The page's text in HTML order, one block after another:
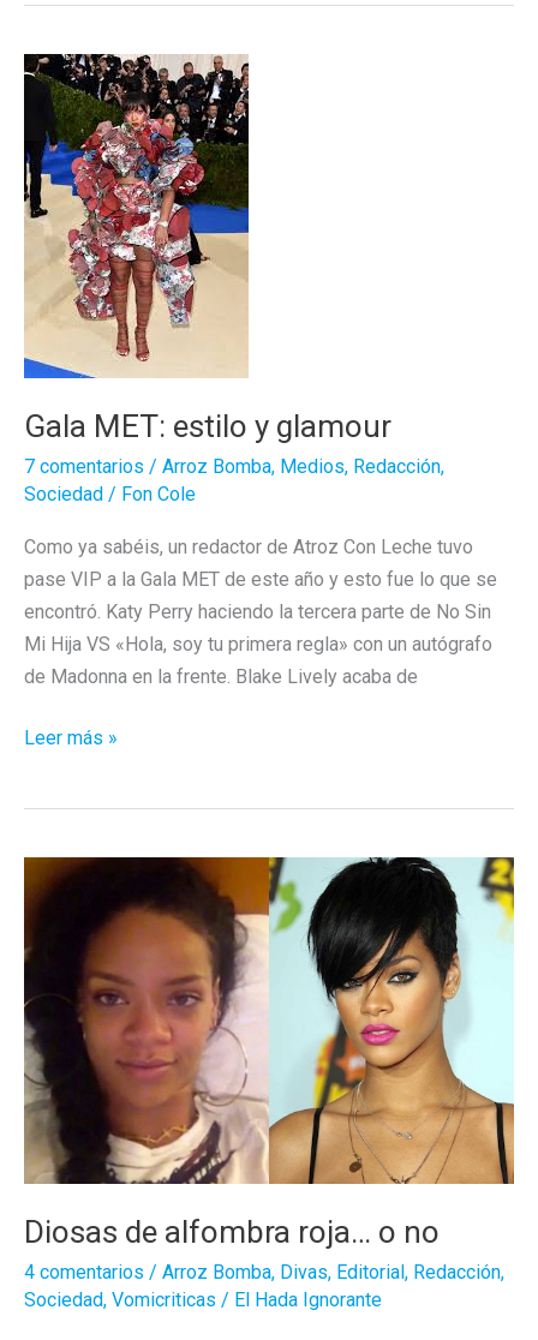
MetGala
2018
Gala MET: estilo y glamour
7 comentarios / Arroz Bomba, Medios, Redacción,
Sociedad / Fon Cole
Como ya sabéis, un redactor de Atroz Con Leche tuvo
pase VIP a la Gala MET de este año y esto fue lo que se
encontró. Katy Perry haciendo la tercera parte de No Sin
Mi Hija VS «Hola, soy tu primera regla» con un autógrafo
de Madonna en la frente. Blake Lively acaba de
Gala
glamour
Leer más »
Diosas de alfombra roja… o no
4 comentarios / Arroz Bomba, Divas, Editorial, Redacción,
Sociedad, Vomicriticas / El Hada Ignorante